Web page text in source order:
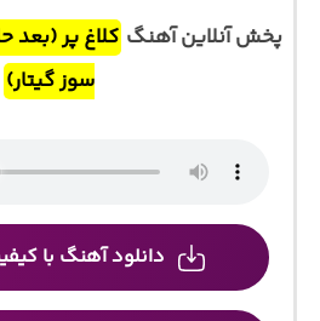
پخش آنلاین آهنگ کلاغ پر (بعد
سوز گیتار)
دانلود آهنگ با کیفیت